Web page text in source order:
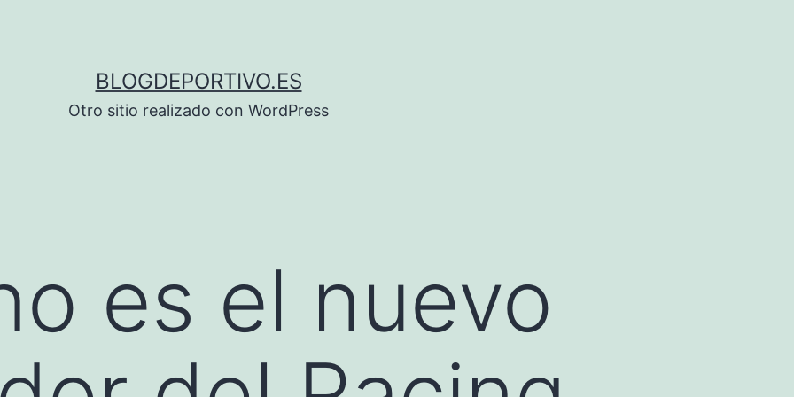
BLOGDEPORTIVO.ES
Otro sitio realizado con WordPress
es el nuevo